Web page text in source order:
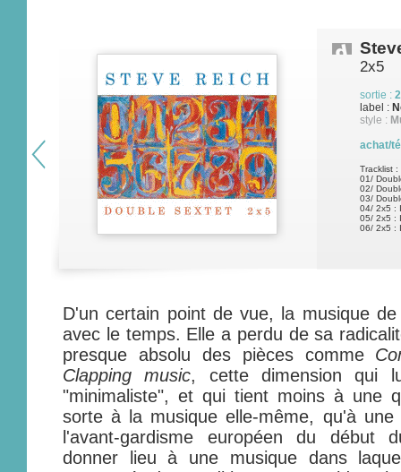
2x5
sortie :
label :
style :
achat/
Tracklist :
01/
02/
03/
04/ 2x5 :
05/ 2x5 :
06/ 2x5 :
D'un certain point de vue, la musique
avec le temps. Elle a perdu de sa
presque absolu des pièces comme
Clapping music, cette dimension qui
"minimaliste", et qui tient moins à une
sorte à la musique elle-même, qu'à
l'avant-gardisme européen du début
donner lieu à une musique dans